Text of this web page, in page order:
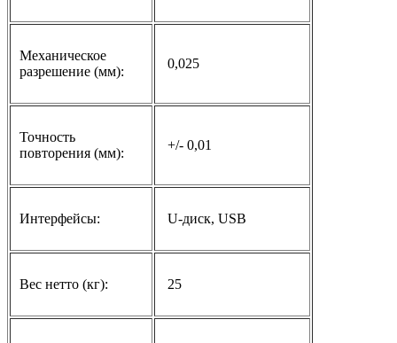
Механическое
разрешение (мм):
0,025
Точность
повторения (мм):
+/- 0,01
Интерфейсы: U-диск, USB
Вес нетто (кг): 25